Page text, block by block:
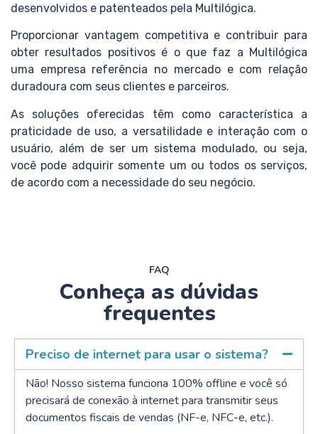
desenvolvidos e patenteados pela Multilógica.
Proporcionar vantagem competitiva e contribuir para
obter resultados positivos é o que faz a Multilógica
uma empresa referência no mercado e com relação
duradoura com seus clientes e parceiros.
As soluções oferecidas têm como característica a
praticidade de uso, a versatilidade e interação com o
usuário, além de ser um sistema modulado, ou seja,
você pode adquirir somente um ou todos os serviços,
de acordo com a necessidade do seu negócio.
FAQ
Conheça as dúvidas
frequentes
Preciso de internet para usar o sistema?
Não! Nosso sistema funciona 100% offline e você só
precisará de conexão à internet para transmitir seus
documentos fiscais de vendas (NF-e, NFC-e, etc.).